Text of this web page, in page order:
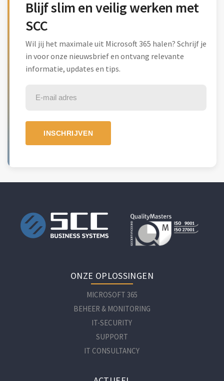
Blijf slim en veilig werken met
SCC
Wil jij het maximale uit Microsoft 365 halen? Schrijf je
in voor onze nieuwsbrief en ontvang relevante
informatie, updates en tips.
ONZE OPLOSSINGEN
MICROSOFT 365
BEHEER & MONITORING
IT-SECURITY
SUPPORT
IT CONSULTANCY